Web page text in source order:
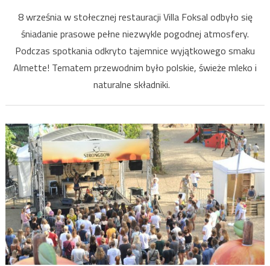
8 września w stołecznej restauracji Villa Foksal odbyło się
śniadanie prasowe pełne niezwykle pogodnej atmosfery.
Podczas spotkania odkryto tajemnice wyjątkowego smaku
Almette! Tematem przewodnim było polskie, świeże mleko i
naturalne składniki.